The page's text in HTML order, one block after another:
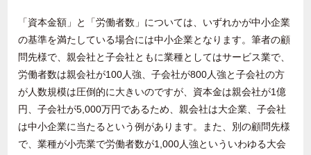
「資本金額」と「労働者数」については、いずれかが中小企業
の基準を満たしている場合には中小企業となります。筆者の顧
問先様で、親会社と子会社ともに業種としてはサービス業で、
労働者数は親会社が100人強、子会社が800人強と子会社の方
が人数規模は圧倒的に大きいのですが、資本金は親会社が1億
円、子会社が5,000万円であるため、親会社は大企業、子会社
は中小企業に当たるという例があります。また、別の顧問先様
で、業種が小売業で労働者数が1,000人強といういわゆる大会